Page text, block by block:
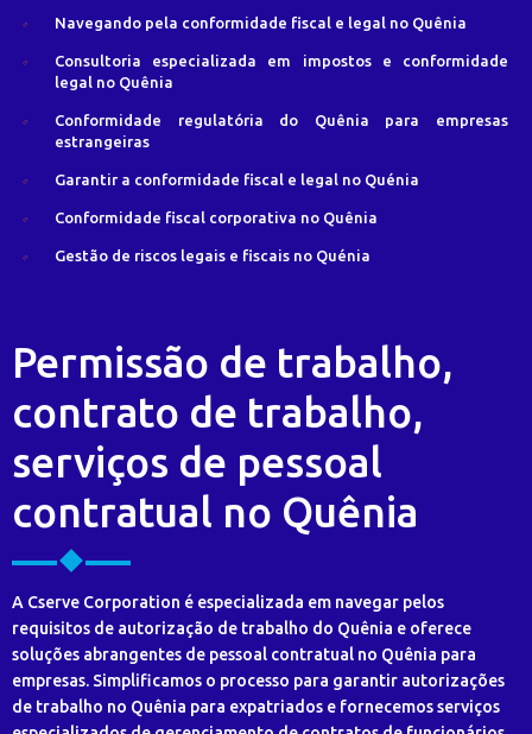
Navegando pela conformidade fiscal e legal no Quênia
Consultoria especializada em impostos e conformidade
legal no Quênia
Conformidade regulatória do Quênia para empresas
estrangeiras
Garantir a conformidade fiscal e legal no Quénia
Conformidade fiscal corporativa no Quênia
Gestão de riscos legais e fiscais no Quénia
Permissão de trabalho,
contrato de trabalho,
serviços de pessoal
contratual no Quênia
A Cserve Corporation é especializada em navegar pelos
requisitos de autorização de trabalho do Quênia e oferece
soluções abrangentes de pessoal contratual no Quênia para
empresas. Simplificamos o processo para garantir autorizações
de trabalho no Quênia para expatriados e fornecemos serviços